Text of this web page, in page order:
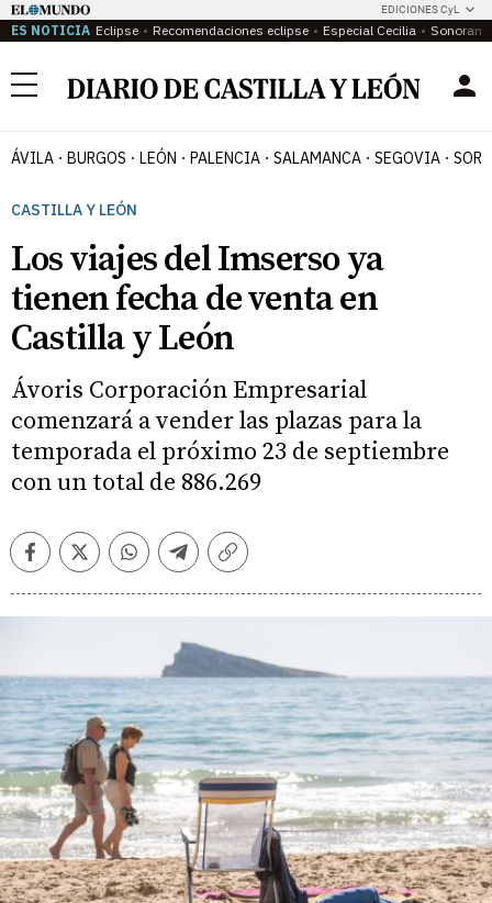
EDICIONES CyL
ES NOTICIA Eclipse Recomendaciones eclipse Especial Cecilia
Menú
ÁVILA BURGOS LEÓN PALENCIA SALAMANCA SEGOVIA
CASTILLA Y LEÓN
Los viajes del Imserso ya
tienen fecha de venta en
Castilla y León
Ávoris Corporación Empresarial
comenzará a vender las plazas para la
temporada el próximo 23 de septiembre
con un total de 886.269
FacebookTwitterWhatsappTelegramCopiar